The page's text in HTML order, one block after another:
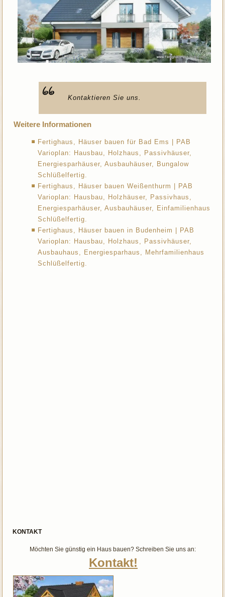
Kontaktieren Sie uns.
Weitere Informationen
Fertighaus, Häuser bauen für Bad Ems | PAB
Varioplan: Hausbau, Holzhaus, Passivhäuser,
Energiesparhäuser, Ausbauhäuser, Bungalow
Schlüßelfertig.
Fertighaus, Häuser bauen Weißenthurm | PAB
Varioplan: Hausbau, Holzhäuser, Passivhaus,
Energiesparhäuser, Ausbauhäuser, Einfamilienhaus
Schlüßelfertig.
Fertighaus, Häuser bauen in Budenheim | PAB
Varioplan: Hausbau, Holzhaus, Passivhäuser,
Ausbauhaus, Energiesparhaus, Mehrfamilienhaus
Schlüßelfertig.
KONTAKT
Möchten Sie günstig ein Haus bauen? Schreiben Sie uns an:
Kontakt!